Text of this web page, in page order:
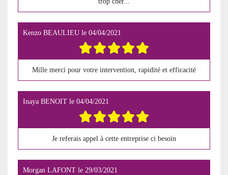
Kenzo BEAULIEU le 04/04/2021
Mille merci pour votre intervention, rapidité et efficacité
Inaya BENOIT le 04/04/2021
Je referais appel à cette entreprise ci besoin
Morgan LAFONT le 29/03/2021